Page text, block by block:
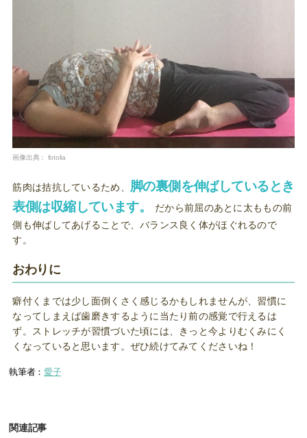
画像出典： fotolia
筋肉は拮抗しているため、 脚の裏側を伸ばしているとき
表側は収縮しています。
だから前屈のあとに太ももの前
側も伸ばしてあげることで、バランス良く体がほぐれるので
す。
おわりに
癖付くまでは少し面倒くさく感じるかもしれませんが、習慣に
なってしまえば歯磨きするように当たり前の感覚で行えるは
ず。ストレッチが習慣づいた頃には、きっと今よりむくみにく
くなっていると思います。ぜひ続けてみてくださいね！
執筆者： 愛子
関連記事